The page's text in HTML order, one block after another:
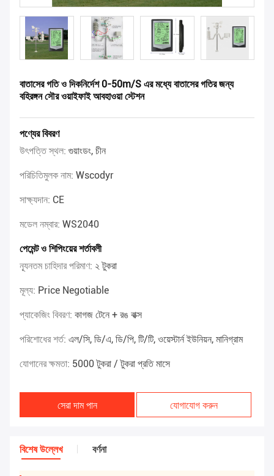
বাতাসের গতি ও দিকনির্দেশ 0-50m/S এর মধ্যে বাতাসের গতির জন্য
বহিরঙ্গন সৌর ওয়াইফাই আবহাওয়া স্টেশন
পণ্যের বিবরণ
উৎপত্তি স্থল: গুয়াংডং, চীন
পরিচিতিমুলক নাম: Wscodyr
সাক্ষ্যদান: CE
মডেল নম্বার: WS2040
পেমেন্ট ও শিপিংয়ের শর্তাবলী
ন্যূনতম চাহিদার পরিমাণ: ২ টুকরা
মূল্য: Price Negotiable
প্যাকেজিং বিবরণ: কাগজ টেনে + রঙ বাক্স
পরিশোধের শর্ত: এল/সি, ডি/এ, ডি/পি, টি/টি, ওয়েস্টার্ন ইউনিয়ন, মানিগ্রাম
যোগানের ক্ষমতা: 5000 টুকরা / টুকরা প্রতি মাসে
সেরা দাম পান যোগাযোগ করুন
বিশেষ উল্লেখ বর্ণনা